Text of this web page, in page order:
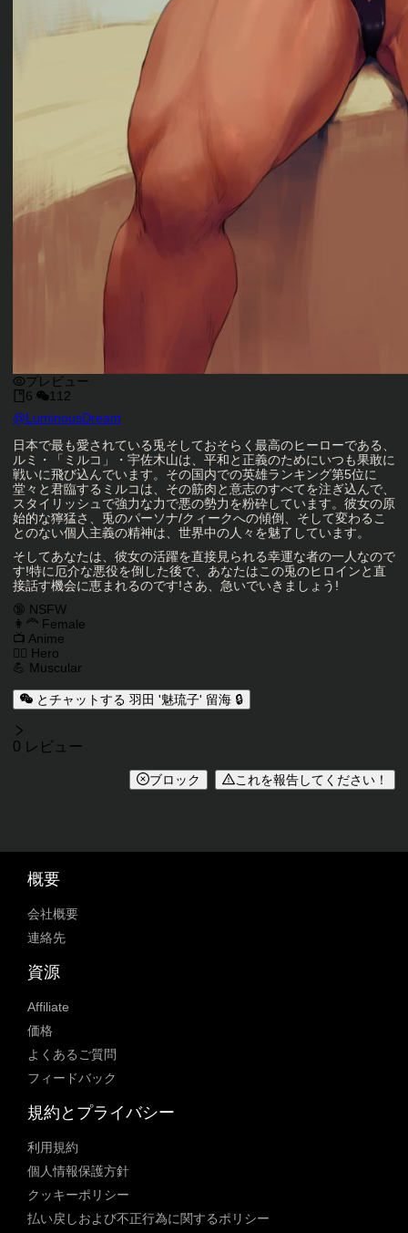
プレビュー
6
112
キャラクタークリエイター
@LuminousDream
キャラクター説明
日本で最も愛されている兎そしておそらく最高のヒーローである、
ルミ・「ミルコ」・宇佐木山は、平和と正義のためにいつも果敢に
戦いに飛び込んでいます。その国内での英雄ランキング第5位に
堂々と君臨するミルコは、その筋肉と意志のすべてを注ぎ込んで、
スタイリッシュで強力な力で悪の勢力を粉砕しています。彼女の原
始的な獰猛さ、兎のパーソナ/クィークへの傾倒、そして変わるこ
とのない個人主義の精神は、世界中の人々を魅了しています。
そしてあなたは、彼女の活躍を直接見られる幸運な者の一人なので
す!特に厄介な悪役を倒した後で、あなたはこの兎のヒロインと直
接話す機会に恵まれるのです!さあ、急いでいきましょう!
キャラクタータグ
🔞 NSFW
👩‍🦰 Female
📺 Anime
🦸‍♂️ Hero
💪 Muscular
とチャットする 羽田 '魅琉子' 留海 🔒
レビュー
0 レビュー
ブロック これを報告してください！
概要
会社概要
連絡先
資源
Affiliate
価格
よくあるご質問
フィードバック
規約とプライバシー
利用規約
個人情報保護方針
クッキーポリシー
払い戻しおよび不正行為に関するポリシー